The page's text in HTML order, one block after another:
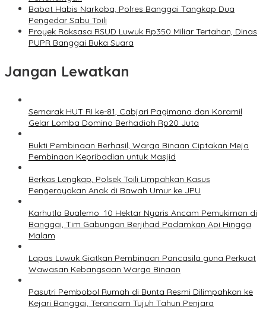
Babat Habis Narkoba, Polres Banggai Tangkap Dua
Pengedar Sabu Toili
Proyek Raksasa RSUD Luwuk Rp350 Miliar Tertahan, Dinas
PUPR Banggai Buka Suara
Jangan Lewatkan
Semarak HUT RI ke-81, Cabjari Pagimana dan Koramil
Gelar Lomba Domino Berhadiah Rp20 Juta
Bukti Pembinaan Berhasil, Warga Binaan Ciptakan Meja
Pembinaan Kepribadian untuk Masjid
Berkas Lengkap, Polsek Toili Limpahkan Kasus
Pengeroyokan Anak di Bawah Umur ke JPU
Karhutla Bualemo 10 Hektar Nyaris Ancam Pemukiman di
Banggai, Tim Gabungan Berjihad Padamkan Api Hingga
Malam
Lapas Luwuk Giatkan Pembinaan Pancasila guna Perkuat
Wawasan Kebangsaan Warga Binaan
Pasutri Pembobol Rumah di Bunta Resmi Dilimpahkan ke
Kejari Banggai, Terancam Tujuh Tahun Penjara